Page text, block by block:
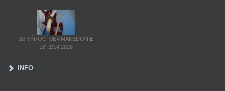
20.VÝROČÍ SEV.MAKEDONIE
18.-19.4.2026
INFO